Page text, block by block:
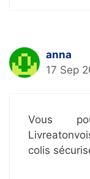
anna
17 Sep
Vous
colis